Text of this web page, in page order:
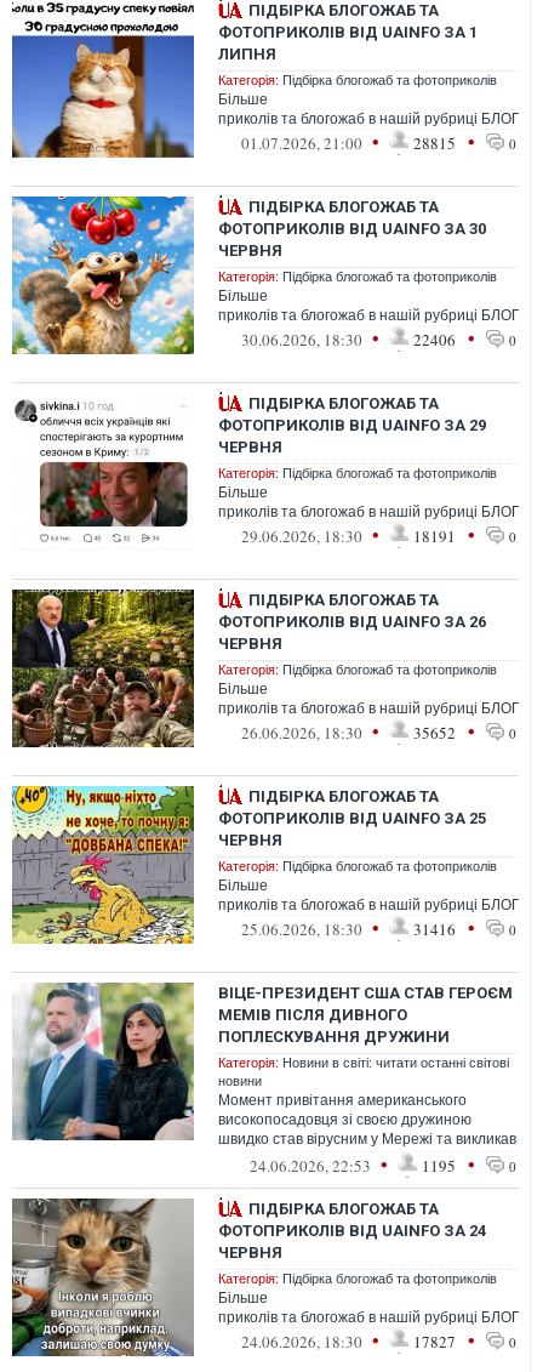
ПІДБІРКА БЛОГОЖАБ ТА
ФОТОПРИКОЛІВ ВІД UAINFO ЗА 1
ЛИПНЯ
Категорія: Підбірка блогожаб та фотоприколів
Більше
приколів та блогожаб в нашій рубриці
01.07.2026, 21:00 • 28815 • 0
ПІДБІРКА БЛОГОЖАБ ТА
ФОТОПРИКОЛІВ ВІД UAINFO ЗА 30
ЧЕРВНЯ
Категорія: Підбірка блогожаб та фотоприколів
Більше
приколів та блогожаб в нашій рубриці
30.06.2026, 18:30 • 22406 • 0
ПІДБІРКА БЛОГОЖАБ ТА
ФОТОПРИКОЛІВ ВІД UAINFO ЗА 29
ЧЕРВНЯ
Категорія: Підбірка блогожаб та фотоприколів
Більше
приколів та блогожаб в нашій рубриці
29.06.2026, 18:30 • 18191 • 0
ПІДБІРКА БЛОГОЖАБ ТА
ФОТОПРИКОЛІВ ВІД UAINFO ЗА 26
ЧЕРВНЯ
Категорія: Підбірка блогожаб та фотоприколів
Більше
приколів та блогожаб в нашій рубриці
26.06.2026, 18:30 • 35652 • 0
ПІДБІРКА БЛОГОЖАБ ТА
ФОТОПРИКОЛІВ ВІД UAINFO ЗА 25
ЧЕРВНЯ
Категорія: Підбірка блогожаб та фотоприколів
Більше
приколів та блогожаб в нашій рубриці
25.06.2026, 18:30 • 31416 • 0
ВІЦЕ-ПРЕЗИДЕНТ США СТАВ ГЕРОЄМ
МЕМІВ ПІСЛЯ ДИВНОГО
ПОПЛЕСКУВАННЯ ДРУЖИНИ
Категорія: Новини в світі: читати останні світові
новини
Момент привітання американського
високопосадовця зі своєю дружиною
швидко став вірусним у Мережі та викликав
хвилю коментарів щодо неприродної
24.06.2026, 22:53 • 1195 • 0
ПІДБІРКА БЛОГОЖАБ ТА
ФОТОПРИКОЛІВ ВІД UAINFO ЗА 24
ЧЕРВНЯ
Категорія: Підбірка блогожаб та фотоприколів
Більше
приколів та блогожаб в нашій рубриці
24.06.2026, 18:30 • 17827 • 0